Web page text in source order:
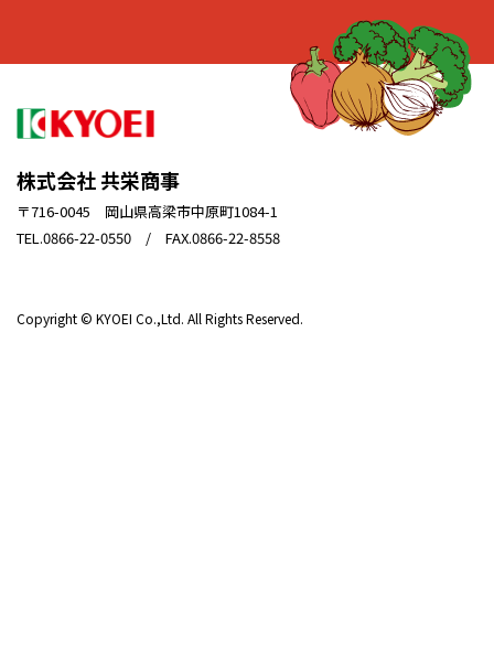
株式会社 共栄商事
〒716-0045 岡山県高梁市中原町1084-1
TEL.0866-22-0550 / FAX.0866-22-8558
Copyright © KYOEI Co.,Ltd. All Rights Reserved.